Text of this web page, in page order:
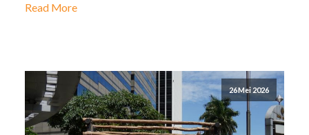
Read More
26 Mei 2026